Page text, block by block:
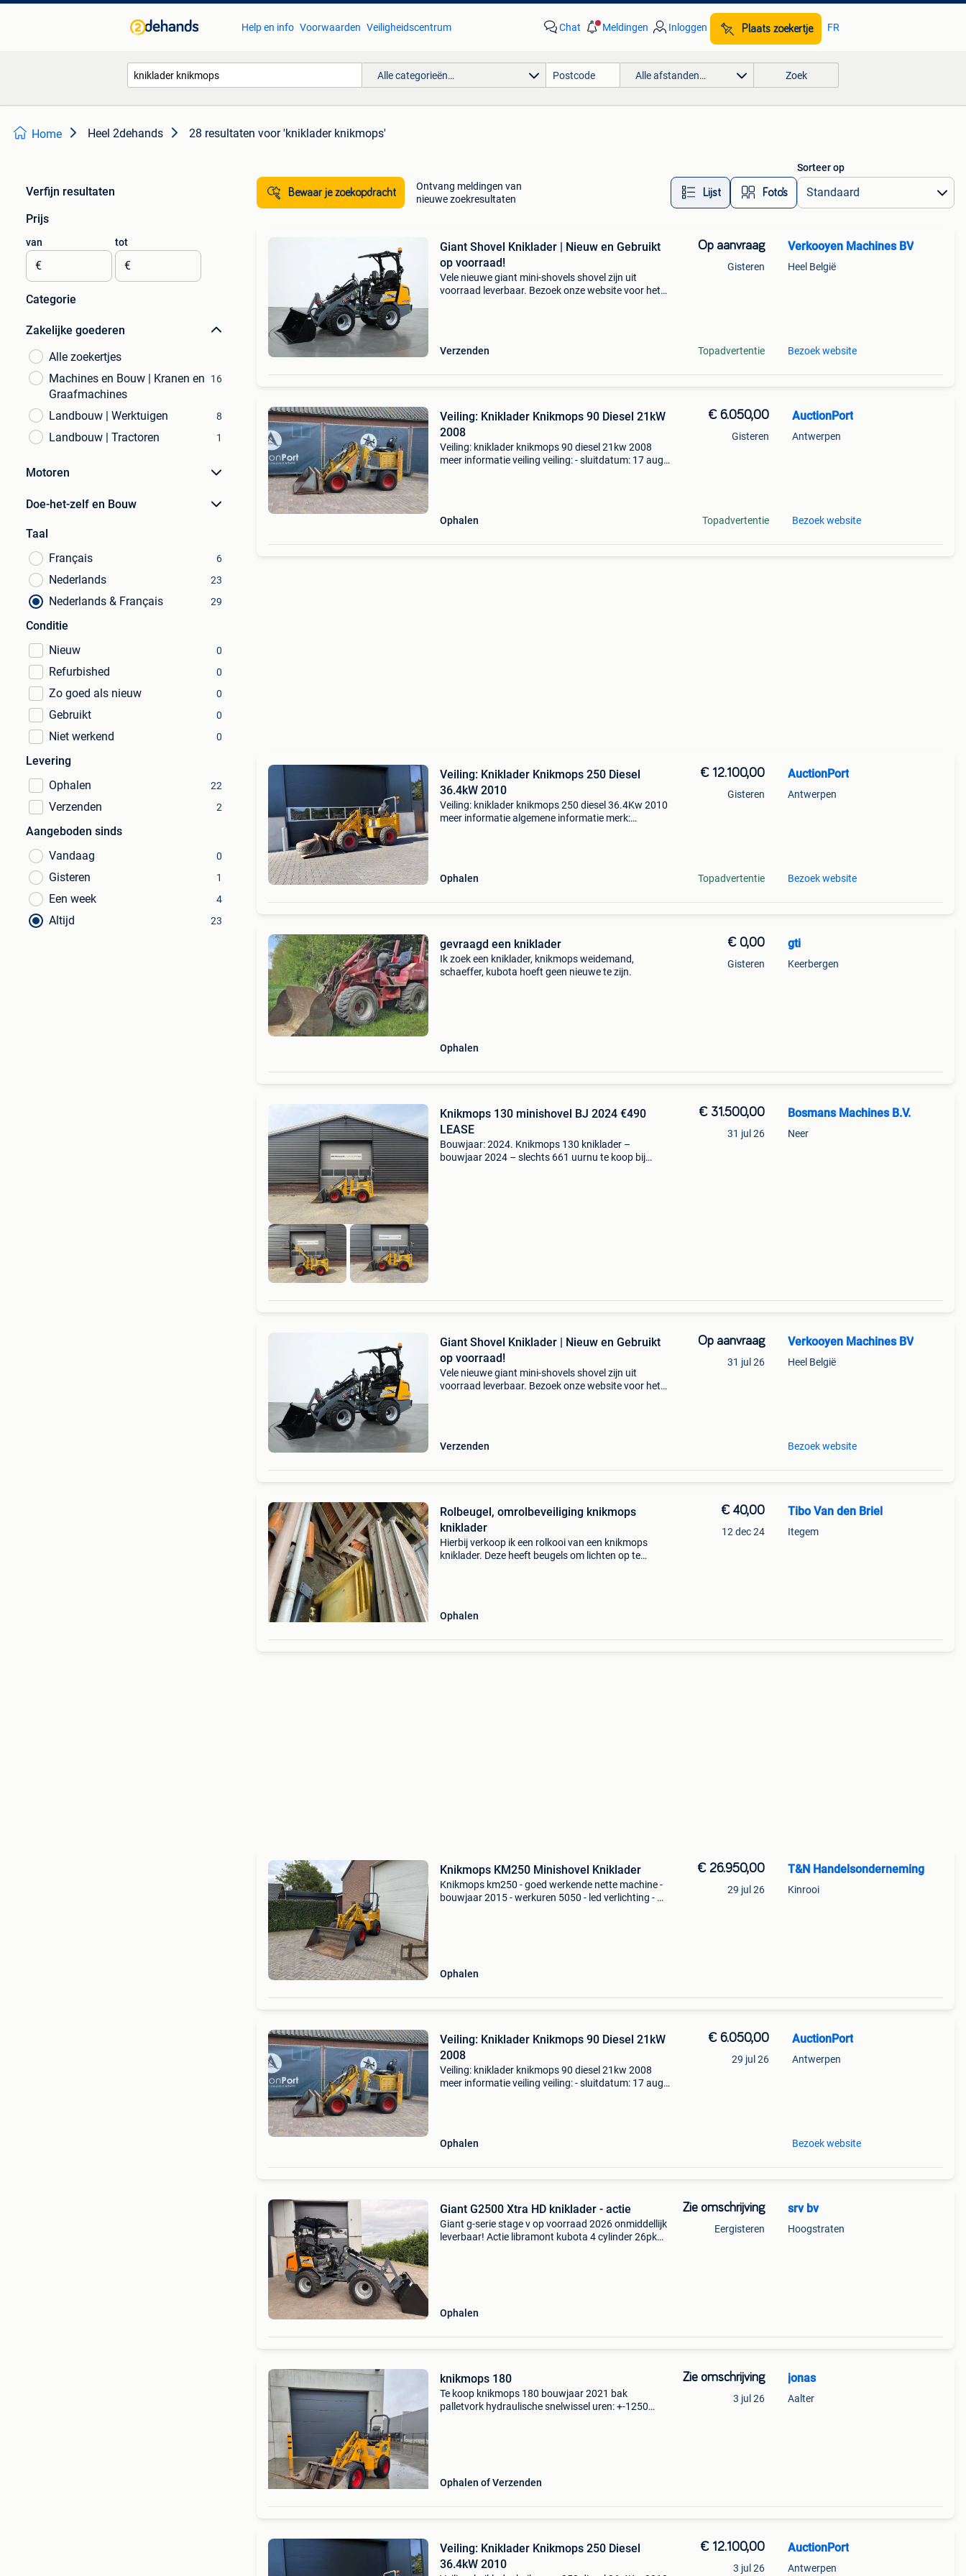
Help en info Voorwaarden Veiligheidscentrum Chat Meldingen Inloggen Plaats zoekertje FR
Alle categorieën… Alle afstanden… Zoek
Home Heel 2dehands 28 resultaten voor 'kniklader knikmops'
Verfijn resultaten
Prijs
van
€
tot
€
Categorie
Zakelijke goederen
Alle zoekertjes
Machines en Bouw | Kranen en
Graafmachines
16
Landbouw | Werktuigen 8
Landbouw | Tractoren 1
Motoren
Doe-het-zelf en Bouw
Taal
Français
6
Nederlands 23
Nederlands & Français 29
Conditie
Nieuw
0
Refurbished 0
Zo goed als nieuw 0
Gebruikt 0
Niet werkend 0
Levering
Ophalen
22
Verzenden 2
Aangeboden sinds
Vandaag
0
Gisteren 1
Een week 4
Altijd 23
Bewaar je zoekopdracht
Ontvang meldingen van
nieuwe zoekresultaten
Lijst Foto’s
Sorteer op
Giant Shovel Kniklader | Nieuw en Gebruikt
op voorraad!
Vele nieuwe giant mini-shovels shovel zijn uit
voorraad leverbaar. Bezoek onze website voor het
Verzenden
Op aanvraag
Gisteren
Topadvertentie
Verkooyen Machines BV
Heel België
Bezoek website
Veiling: Kniklader Knikmops 90 Diesel 21kW
2008
Veiling: kniklader knikmops 90 diesel 21kw 2008
meer informatie veiling veiling: - sluitdatum: 17 aug.
Ophalen
€ 6.050,00
Gisteren
Topadvertentie
AuctionPort
Antwerpen
Bezoek website
Veiling: Kniklader Knikmops 250 Diesel
36.4kW 2010
Veiling: kniklader knikmops 250 diesel 36.4Kw 2010
meer informatie algemene informatie merk:
Ophalen
€ 12.100,00
Gisteren
Topadvertentie
AuctionPort
Antwerpen
Bezoek website
gevraagd een kniklader
Ik zoek een kniklader, knikmops weidemand,
schaeffer, kubota hoeft geen nieuwe te zijn.
Ophalen
€ 0,00
Gisteren
gti
Keerbergen
Knikmops 130 minishovel BJ 2024 €490
LEASE
Bouwjaar: 2024. Knikmops 130 kniklader –
bouwjaar 2024 – slechts 661 uurnu te koop bij
€ 31.500,00
31 jul 26
Bosmans Machines B.V.
Neer
Giant Shovel Kniklader | Nieuw en Gebruikt
op voorraad!
Vele nieuwe giant mini-shovels shovel zijn uit
voorraad leverbaar. Bezoek onze website voor het
Verzenden
Op aanvraag
31 jul 26
Verkooyen Machines BV
Heel België
Bezoek website
Rolbeugel, omrolbeveiliging knikmops
kniklader
Hierbij verkoop ik een rolkooi van een knikmops
kniklader. Deze heeft beugels om lichten op te
Ophalen
€ 40,00
12 dec 24
Tibo Van den Briel
Itegem
Knikmops KM250 Minishovel Kniklader
Knikmops km250 - goed werkende nette machine -
bouwjaar 2015 - werkuren 5050 - led verlichting - nl
Ophalen
€ 26.950,00
29 jul 26
T&N Handelsonderneming
Kinrooi
Veiling: Kniklader Knikmops 90 Diesel 21kW
2008
Veiling: kniklader knikmops 90 diesel 21kw 2008
meer informatie veiling veiling: - sluitdatum: 17 aug.
Ophalen
€ 6.050,00
29 jul 26
AuctionPort
Antwerpen
Bezoek website
Giant G2500 Xtra HD kniklader - actie
Giant g-serie stage v op voorraad 2026 onmiddellijk
leverbaar! Actie libramont kubota 4 cylinder 26pk
Ophalen
Zie omschrijving
Eergisteren
srv bv
Hoogstraten
knikmops 180
Te koop knikmops 180 bouwjaar 2021 bak
palletvork hydraulische snelwissel uren: +-1250
Ophalen of Verzenden
Zie omschrijving
3 jul 26
jonas
Aalter
Veiling: Kniklader Knikmops 250 Diesel
36.4kW 2010
€ 12.100,00
3 jul 26
AuctionPort
Antwerpen